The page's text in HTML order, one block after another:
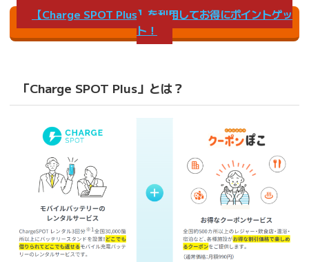
【Charge SPOT Plus】を利用してお得にポイントゲッ
ト！
「Charge SPOT Plus」とは？